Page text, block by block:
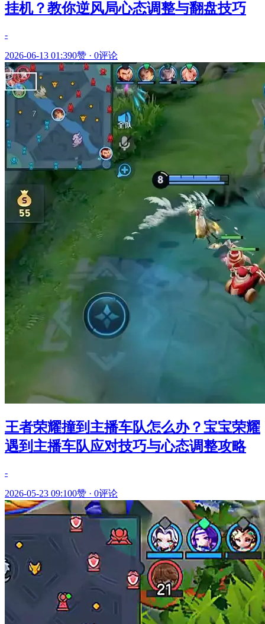
挂机？教你逆风局心态调整与翻盘技巧
-
2026-06-13 01:390赞 · 0评论
王者荣耀撞到主播车队怎么办？宝宝荣耀
遇到主播车队应对技巧与心态调整攻略
-
2026-05-23 09:100赞 · 0评论